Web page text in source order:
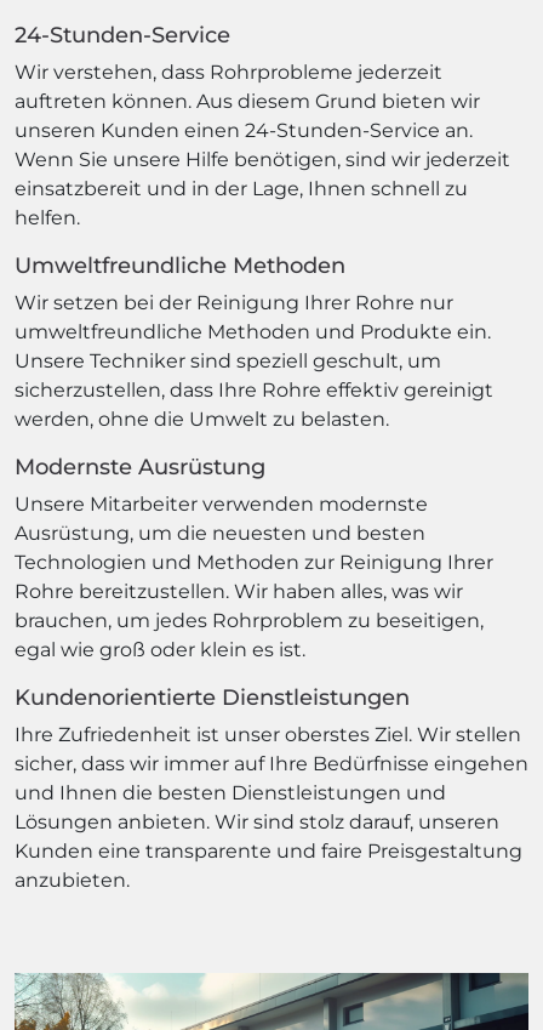
24-Stunden-Service
Wir verstehen, dass Rohrprobleme jederzeit
auftreten können. Aus diesem Grund bieten wir
unseren Kunden einen 24-Stunden-Service an.
Wenn Sie unsere Hilfe benötigen, sind wir jederzeit
einsatzbereit und in der Lage, Ihnen schnell zu
helfen.
Umweltfreundliche Methoden
Wir setzen bei der Reinigung Ihrer Rohre nur
umweltfreundliche Methoden und Produkte ein.
Unsere Techniker sind speziell geschult, um
sicherzustellen, dass Ihre Rohre effektiv gereinigt
werden, ohne die Umwelt zu belasten.
Modernste Ausrüstung
Unsere Mitarbeiter verwenden modernste
Ausrüstung, um die neuesten und besten
Technologien und Methoden zur Reinigung Ihrer
Rohre bereitzustellen. Wir haben alles, was wir
brauchen, um jedes Rohrproblem zu beseitigen,
egal wie groß oder klein es ist.
Kundenorientierte Dienstleistungen
Ihre Zufriedenheit ist unser oberstes Ziel. Wir stellen
sicher, dass wir immer auf Ihre Bedürfnisse eingehen
und Ihnen die besten Dienstleistungen und
Lösungen anbieten. Wir sind stolz darauf, unseren
Kunden eine transparente und faire Preisgestaltung
anzubieten.